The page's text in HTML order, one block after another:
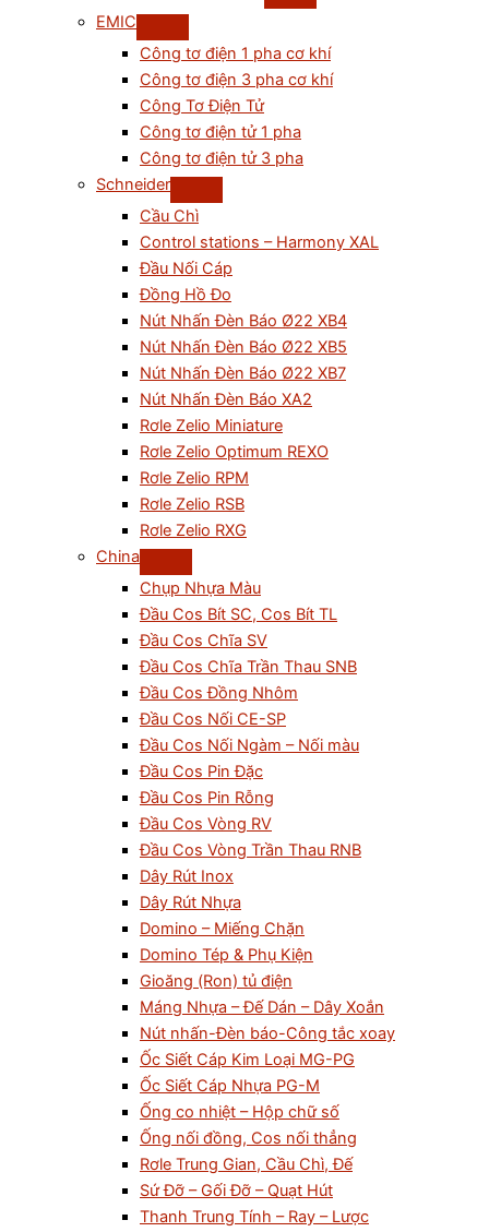
EMIC
Công tơ điện 1 pha cơ khí
Công tơ điện 3 pha cơ khí
Công Tơ Điện Tử
Công tơ điện tử 1 pha
Công tơ điện tử 3 pha
Schneider
Cầu Chì
Control stations – Harmony XAL
Đầu Nối Cáp
Đồng Hồ Đo
Nút Nhấn Đèn Báo Ø22 XB4
Nút Nhấn Đèn Báo Ø22 XB5
Nút Nhấn Đèn Báo Ø22 XB7
Nút Nhấn Đèn Báo XA2
Rơle Zelio Miniature
Rơle Zelio Optimum REXO
Rơle Zelio RPM
Rơle Zelio RSB
Rơle Zelio RXG
China
Chụp Nhựa Màu
Đầu Cos Bít SC, Cos Bít TL
Đầu Cos Chĩa SV
Đầu Cos Chĩa Trần Thau SNB
Đầu Cos Đồng Nhôm
Đầu Cos Nối CE-SP
Đầu Cos Nối Ngàm – Nối màu
Đầu Cos Pin Đặc
Đầu Cos Pin Rỗng
Đầu Cos Vòng RV
Đầu Cos Vòng Trần Thau RNB
Dây Rút Inox
Dây Rút Nhựa
Domino – Miếng Chặn
Domino Tép & Phụ Kiện
Gioăng (Ron) tủ điện
Máng Nhựa – Đế Dán – Dây Xoắn
Nút nhấn-Đèn báo-Công tắc xoay
Ốc Siết Cáp Kim Loại MG-PG
Ốc Siết Cáp Nhựa PG-M
Ống co nhiệt – Hộp chữ số
Ống nối đồng, Cos nối thẳng
Rơle Trung Gian, Cầu Chì, Đế
Sứ Đỡ – Gối Đỡ – Quạt Hút
Thanh Trung Tính – Ray – Lược